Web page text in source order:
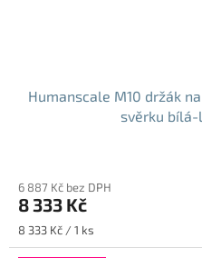
Humanscale M10 držák
svěrku
produktu
je
5,0
6 887 Kč bez DPH
8 333 Kč
Měrná
cena:
8 333 Kč / 1 ks